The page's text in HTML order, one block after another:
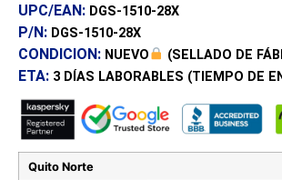
UPC/EAN: DGS-1510-28X
P/N: DGS-1510-28X
CONDICION: NUEVO (SELLADO DE
ETA: 3 DÍAS LABORABLES (TIEMPO DE
Quito Norte